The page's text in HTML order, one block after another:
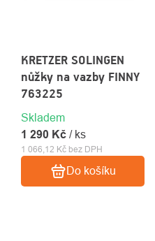
KRETZER SOLINGEN
nůžky na vazby FINNY
763225
Skladem
1 066,12 Kč bez DPH
1 290 Kč / ks
Do košíku